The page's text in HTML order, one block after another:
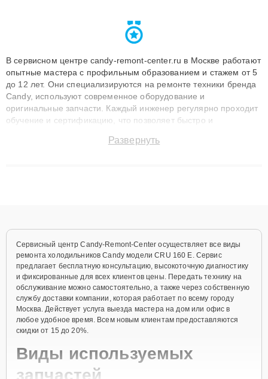
В сервисном центре candy-remont-center.ru в Москве работают
опытные мастера с профильным образованием и стажем от 5
до 12 лет. Они специализируются на ремонте техники бренда
Candy, используют современное оборудование и
оригинальные запчасти. Каждый инженер регулярно проходит
обучение и сертификацию, что позволяет быстро и
сохранением гарантии до 3 лет. Наши мастера решают
Развернуть
Сервисный центр Candy-Remont-Center осуществляет все виды
ремонта холодильников Candy модели CRU 160 E. Сервис
предлагает бесплатную консультацию, высокоточную диагностику
и фиксированные для всех клиентов цены. Передать технику на
обслуживание можно самостоятельно, а также через собственную
службу доставки компании, которая работает по всему городу
Москва. Действует услуга выезда мастера на дом или офис в
любое удобное время. Всем новым клиентам предоставляются
скидки от 15 до 20%.
Виды используемых
запчастей